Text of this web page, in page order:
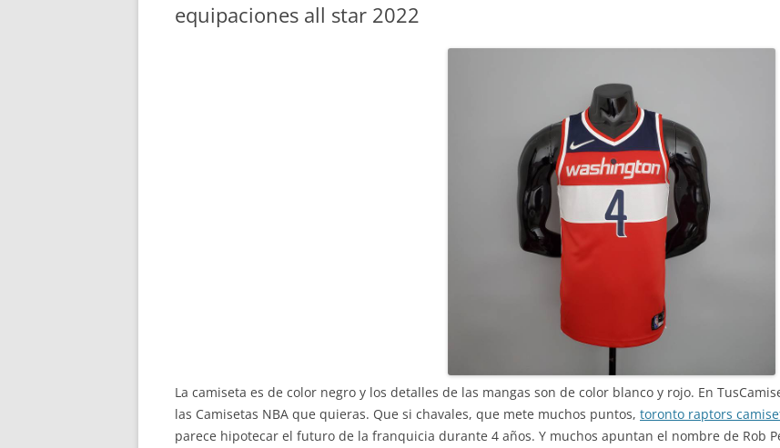
equipaciones all star 2022
La camiseta es de color negro y los detalles de las mangas son de color blanco y rojo. En
las Camisetas NBA que quieras. Que si chavales, que mete muchos puntos, toronto raptors
parece hipotecar el futuro de la franquicia durante 4 años. Y muchos apuntan el nombre de Rob